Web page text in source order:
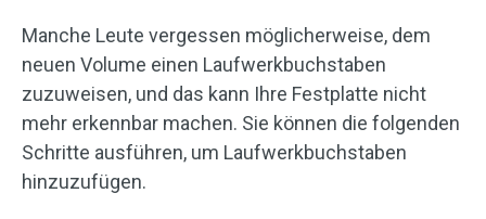
Manche Leute vergessen möglicherweise, dem
neuen Volume einen Laufwerkbuchstaben
zuzuweisen, und das kann Ihre Festplatte nicht
mehr erkennbar machen. Sie können die folgenden
Schritte ausführen, um Laufwerkbuchstaben
hinzuzufügen.